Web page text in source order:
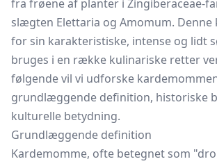
fra frøene af planter i Zingiberaceae-
slægten Elettaria og Amomum.
for sin karakteristiske, intense og lidt
bruges i en række kulinariske retter
følgende vil vi udforske
grundlæggende definition, historiske
kulturelle betydning.
Grundlæggende definition
Kardemomme, ofte betegnet som